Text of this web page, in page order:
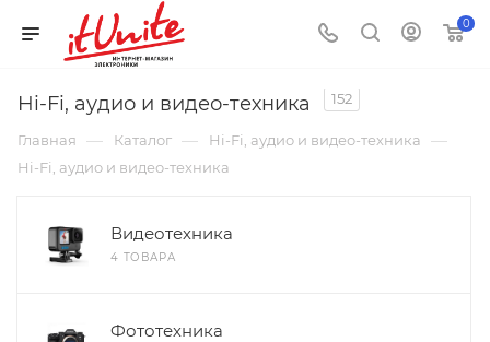
0
Hi-Fi, аудио и видео-техника 152
Главная — Каталог — Hi-Fi, аудио и видео-техника —
Hi-Fi, аудио и видео-техника
Видеотехника
4 ТОВАРА
Фототехника